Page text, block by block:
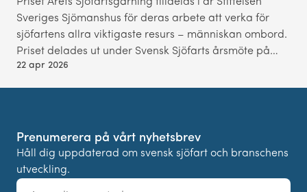
Sveriges Sjömanshus för deras arbete att verka för
sjöfartens allra viktigaste resurs – människan ombord.
Priset delades ut under Svensk Sjöfarts årsmöte på…
22 apr 2026
Prenumerera på vårt nyhetsbrev
Håll dig uppdaterad om svensk sjöfart och branschens
utveckling.
E-